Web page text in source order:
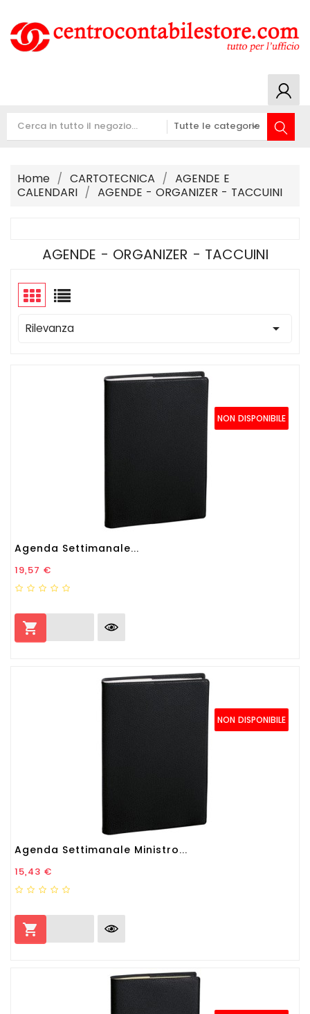
Home CARTOTECNICA
AGENDE E
CALENDARI
AGENDE - ORGANIZER - TACCUINI
AGENDE - ORGANIZER - TACCUINI
Rilevanza 
NON DISPONIBILE
Agenda Settimanale...
Prezzo
19,57 €

NON DISPONIBILE
Agenda Settimanale Ministro...
Prezzo
15,43 €
